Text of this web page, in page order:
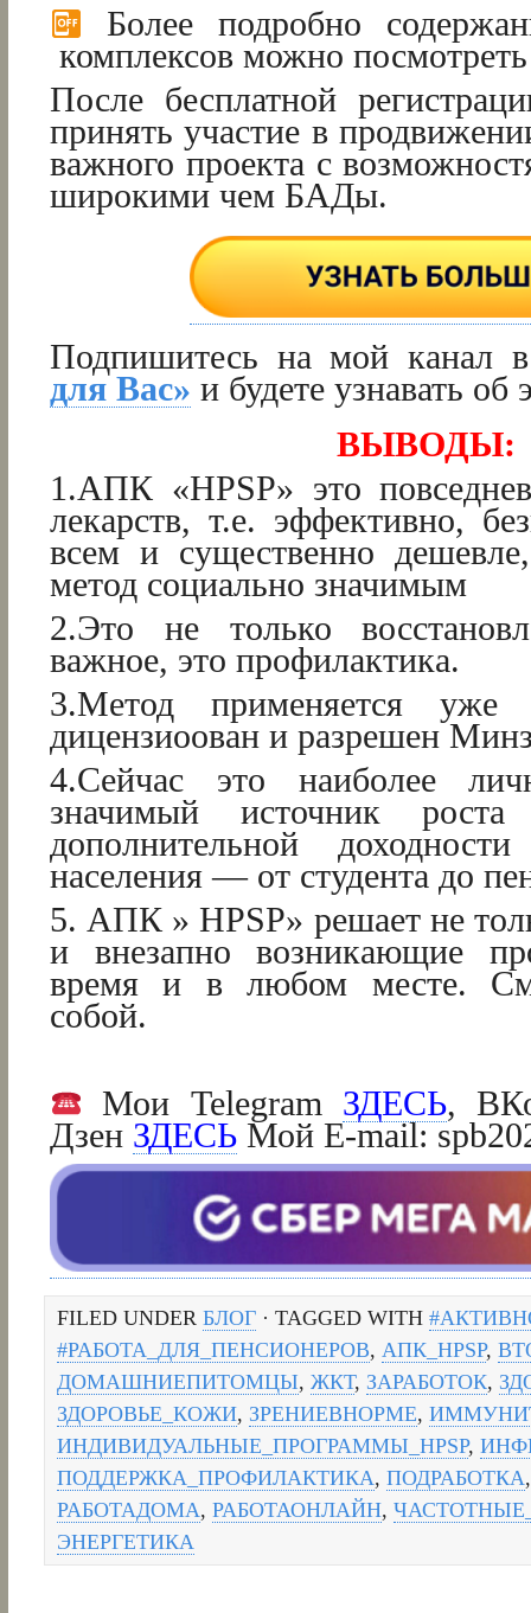
Более подробно
комплексов можно
После бесплатной
принять участие в
важного проекта с
широкими чем БАДы.
Подпишитесь на мой канал
для Вас» и будете узнавать об
ВЫВОДЫ:
1.АПК «HPSP» это
лекарств, т.е. эффективно,
всем и существенно
метод социально значимым
2.Это не только
важное, это профилактика.
3.Метод применяется
дицензиоован и разрешен
4.Сейчас это наиболее
значимый источник
дополнительной
населения — от студента до
5. АПК » HPSP» решает не
и внезапно возникающие
время и в любом месте.
собой.
Мои Telegram ЗДЕСЬ,
Дзен ЗДЕСЬ Мой E-mail:
FILED UNDER БЛОГ · TAGGED WITH
#РАБОТА_ДЛЯ_ПЕНСИОНЕРОВ, АПК_HPSP,
ДОМАШНИЕПИТОМЦЫ, ЖКТ, ЗАРАБОТОК,
ЗДОРОВЬЕ_КОЖИ, ЗРЕНИЕВНОРМЕ,
ИНДИВИДУАЛЬНЫЕ_ПРОГРАММЫ_HPSP,
ПОДДЕРЖКА_ПРОФИЛАКТИКА, ПОДРАБОТКА
РАБОТАДОМА, РАБОТАОНЛАЙН,
ЭНЕРГЕТИКА